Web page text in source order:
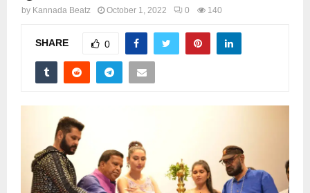
by Kannada Beatz October 1, 2022 0 140
SHARE 0